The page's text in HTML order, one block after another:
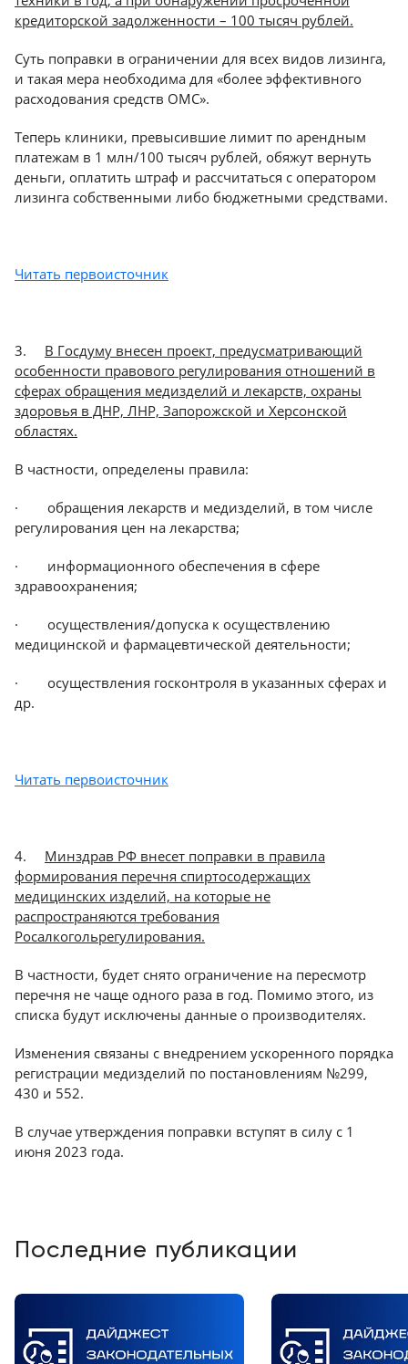
кредиторской задолженности – 100 тысяч рублей.
Суть поправки в ограничении для всех видов лизинга,
и такая мера необходима для «более эффективного
расходования средств ОМС».
Теперь клиники, превысившие лимит по арендным
платежам в 1 млн/100 тысяч рублей, обяжут вернуть
деньги, оплатить штраф и рассчитаться с оператором
лизинга собственными либо бюджетными средствами.
Читать первоисточник
3. В Госдуму внесен проект, предусматривающий
особенности правового регулирования отношений в
сферах обращения медизделий и лекарств, охраны
здоровья в ДНР, ЛНР, Запорожской и Херсонской
областях.
В частности, определены правила:
· обращения лекарств и медизделий, в том числе
регулирования цен на лекарства;
· информационного обеспечения в сфере
здравоохранения;
· осуществления/допуска к осуществлению
медицинской и фармацевтической деятельности;
· осуществления госконтроля в указанных сферах и
др.
Читать первоисточник
4. Минздрав РФ внесет поправки в правила
формирования перечня спиртосодержащих
медицинских изделий, на которые не
распространяются требования
Росалкогольрегулирования.
В частности, будет снято ограничение на пересмотр
перечня не чаще одного раза в год. Помимо этого, из
списка будут исключены данные о производителях.
Изменения связаны с внедрением ускоренного порядка
регистрации медизделий по постановлениям №299,
430 и 552.
В случае утверждения поправки вступят в силу с 1
июня 2023 года.
Последние публикации